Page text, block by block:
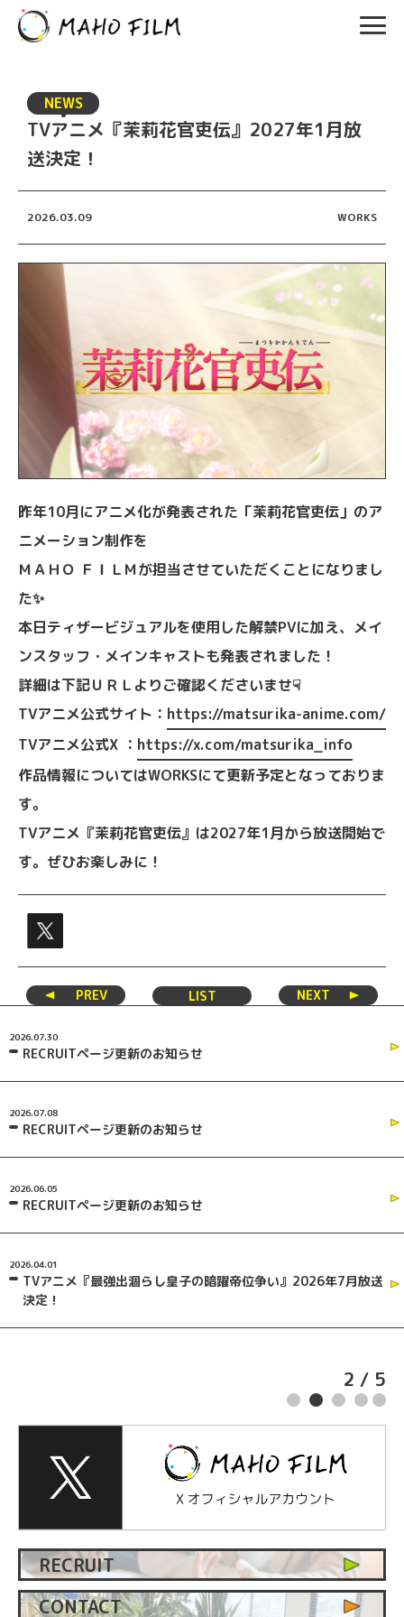
NEWS
TVアニメ『茉莉花官吏伝』2027年1月放
送決定！
2026.03.09 WORKS
昨年10月にアニメ化が発表された「茉莉花官吏伝」のア
ニメーション制作を
ＭＡＨＯ ＦＩＬＭが担当させていただくことになりまし
た✨
本日ティザービジュアルを使用した解禁PVに加え、メイ
ンスタッフ・メインキャストも発表されました！
詳細は下記ＵＲＬよりご確認くださいませ☟
TVアニメ公式サイト： https://matsurika-anime.com/
TVアニメ公式X ： https://x.com/matsurika_info
作品情報についてはWORKSにて更新予定となっておりま
す。
TVアニメ『茉莉花官吏伝』は2027年1月から放送開始で
す。ぜひお楽しみに！
PREV LIST NEXT
2026.07.30
RECRUITページ更新のお知らせ
2026.07.08
RECRUITページ更新のお知らせ
2026.06.05
RECRUITページ更新のお知らせ
2026.04.01
TVアニメ『最強出涸らし皇子の暗躍帝位争い』2026年7月放送
決定！
2 / 5
RECRUIT
CONTACT